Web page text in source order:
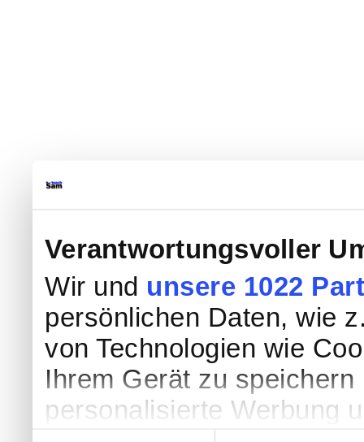
Verantwortungsvoller
Wir und unsere 1022
persönlichen Daten, wie
von Technologien wie
Ihrem Gerät zu
personalisierte Werbung